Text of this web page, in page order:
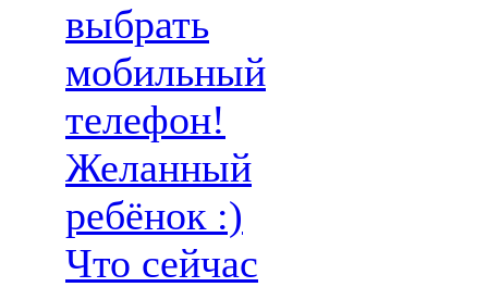
выбрать
мобильный
телефон!
Желанный
ребёнок :)
Что сейчас